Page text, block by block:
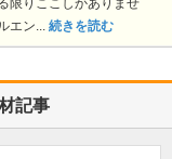
限りここしかありませ
エン... 続きを読む
記事